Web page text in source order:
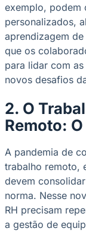
exemplo, podem
personalizados,
aprendizagem
que os
para lidar com
novos desafios
2. O
Remoto:
A pandemia de
trabalho remoto,
devem
norma. Nesse
RH precisam
a gestão de